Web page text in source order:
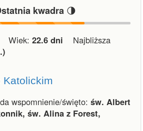
kwadra 🌗
22.6 dni Najbliższa
Katolickim
wspomnienie/święto: św. Albert
św. Alina z Forest,